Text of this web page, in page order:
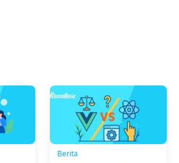
Berita